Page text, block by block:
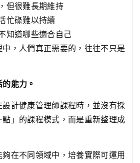
但很難長期維持
忙碌難以持續
知道哪些適合自己
，人們真正需要的，往往不只是
能力。
計健康管理師課程時，並沒有採
」的課程模式，而是重新整理成
在不同領域中，培養實際可運用